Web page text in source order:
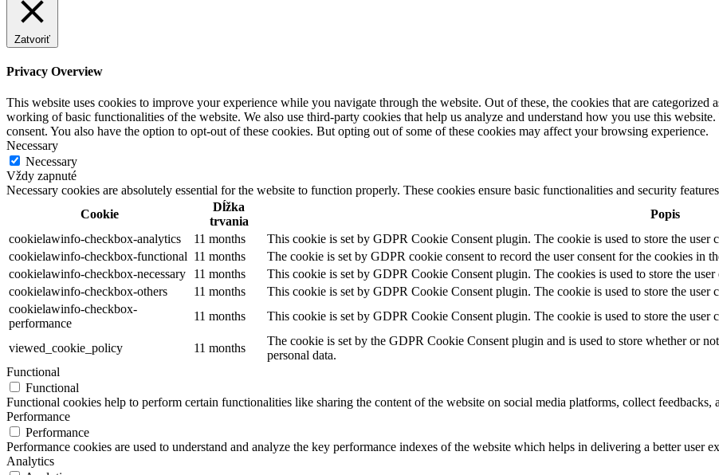
Zatvoriť
Privacy Overview
This website uses cookies to improve your experience while you navigate through the website. Out of these, the cookies that are categorized
working of basic functionalities of the website. We also use third-party cookies that help us analyze and understand how you use this
consent. You also have the option to opt-out of these cookies. But opting out of some of these cookies may affect your browsing experience.
Necessary
Necessary
Vždy zapnuté
Necessary cookies are absolutely essential for the website to function properly. These cookies ensure basic functionalities and security
Cookie
Dĺžka
trvania
Popis
cookielawinfo-checkbox-analytics
11 months
This cookie is set by GDPR Cookie Consent plugin. The cookie is used to store the
cookielawinfo-checkbox-functional 11 months
The cookie is set by GDPR cookie consent to record the user consent for the cookies in
cookielawinfo-checkbox-necessary
11 months
This cookie is set by GDPR Cookie Consent plugin. The cookies is used to store the
cookielawinfo-checkbox-others
11 months
This cookie is set by GDPR Cookie Consent plugin. The cookie is used to store the user
cookielawinfo-checkbox-
performance
11 months This cookie is set by GDPR Cookie Consent plugin. The cookie is used to store the user
viewed_cookie_policy 11 months
The cookie is set by the GDPR Cookie Consent plugin and is used to store whether or
personal data.
Functional
Functional
Functional cookies help to perform certain functionalities like sharing the content of the website on social media platforms, collect feedbacks,
Performance
Performance
Performance cookies are used to understand and analyze the key performance indexes of the website which helps in delivering a better user
Analytics